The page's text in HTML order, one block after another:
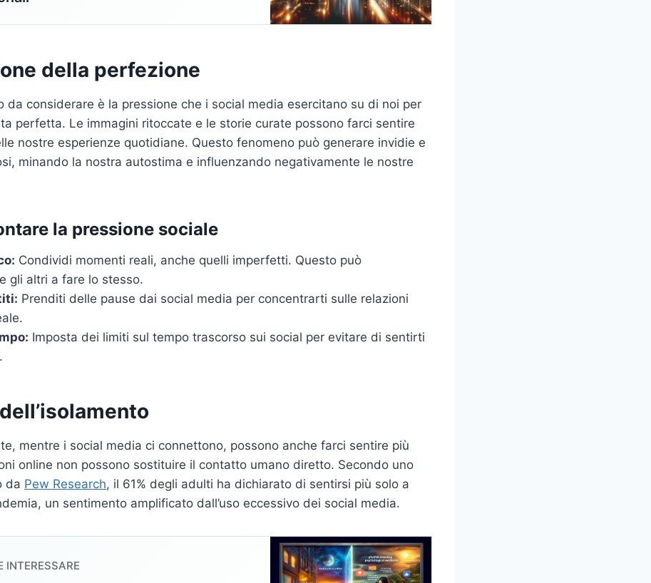
della perfezione
da considerare è la pressione che i social media esercitano su di noi per
perfetta. Le immagini ritoccate e le storie curate possono farci sentire
nostre esperienze quotidiane. Questo fenomeno può generare invidie e
minando la nostra autostima e influenzando negativamente le nostre
la pressione sociale
Condividi momenti reali, anche quelli imperfetti. Questo può
gli altri a fare lo stesso.
Prenditi delle pause dai social media per concentrarti sulle relazioni
Imposta dei limiti sul tempo trascorso sui social per evitare di sentirti
mentre i social media ci connettono, possono anche farci sentire più
online non possono sostituire il contatto umano diretto. Secondo uno
da Pew Research, il 61% degli adulti ha dichiarato di sentirsi più solo a
un sentimento amplificato dall’uso eccessivo dei social media.
INTERESSARE